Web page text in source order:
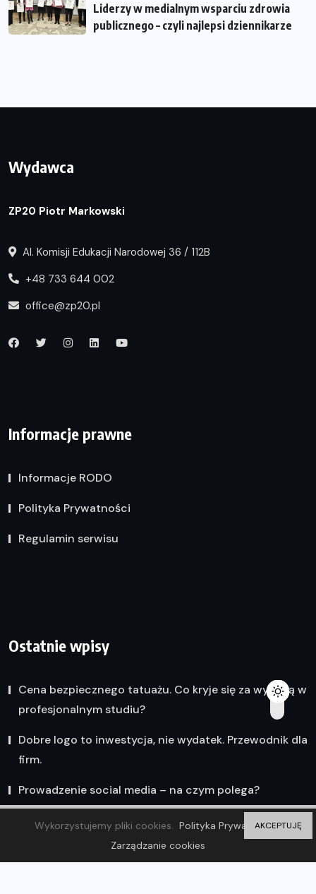
Liderzy w medialnym wsparciu zdrowia
publicznego – czyli najlepsi dziennikarze
Wydawca
ZP20 Piotr Markowski
Al. Komisji Edukacji Narodowej 36 / 112B
+48 733 644 002
office@zp20.pl
Informacje prawne
Informacje RODO
Polityka Prywatności
Regulamin serwisu
Ostatnie wpisy
Cena bezpiecznego tatuażu. Co kryje się za wyceną w
profesjonalnym studiu?
Dobre logo to inwestycja, nie wydatek. Przewodnik dla
firm.
Prowadzenie social media – na czym polega?
Wykorzystujemy pliki cookies. Polityka Prywatności
Zarządzanie cookies
AKCEPTUJĘ